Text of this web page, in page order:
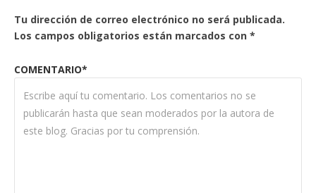
Tu dirección de correo electrónico no será publicada.
Los campos obligatorios están marcados con *
COMENTARIO*